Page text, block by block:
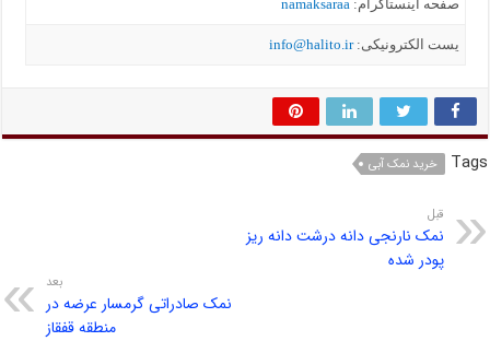
صفحه اینستاگرام:namaksaraa
یست الکترونیکی:info@halito.ir
Tags خرید نمک آبی
قبل
نمک نارنجی دانه درشت دانه ریز
پودر شده
بعد
نمک صادراتی گرمسار عرضه در
منطقه قفقاز